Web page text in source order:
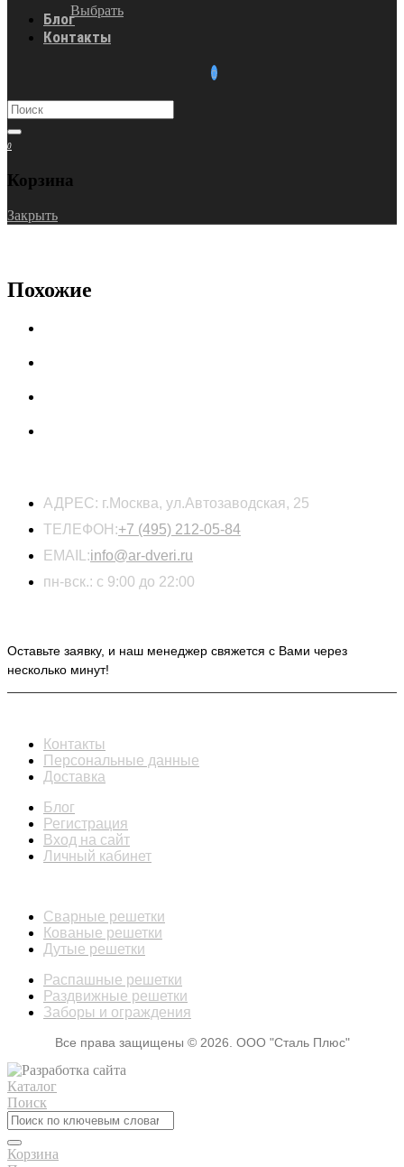
Выбрать
Блог
Контакты
0
Корзина
Закрыть
Похожие
АДРЕС: г.Москва, ул.Автозаводская, 25
ТЕЛЕФОН:+7 (495) 212-05-84
EMAIL:info@ar-dveri.ru
пн-вск.: с 9:00 до 22:00
Оставьте заявку, и наш менеджер свяжется с Вами через
несколько минут!
Контакты
Персональные данные
Доставка
Блог
Регистрация
Вход на сайт
Личный кабинет
Сварные решетки
Кованые решетки
Дутые решетки
Распашные решетки
Раздвижные решетки
Заборы и ограждения
Все права защищены © 2026. ООО "Сталь Плюс"
Каталог
Поиск
Корзина